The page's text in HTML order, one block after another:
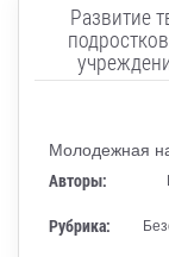
Развитие
Молодежная
Авторы:
Рубрика: